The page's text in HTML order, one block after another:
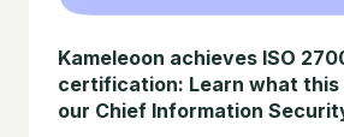
Kameleoon achieves ISO
certification: Learn what this
our Chief Information